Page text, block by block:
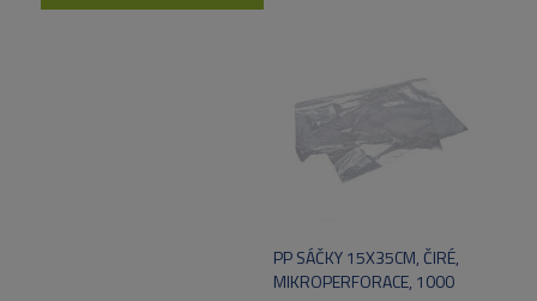
PP SÁČKY 15X35CM, ČIRÉ,
MIKROPERFORACE, 1000